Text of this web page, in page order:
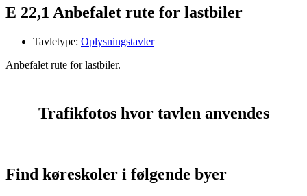
E 22,1 Anbefalet rute for lastbiler
Tavletype: Oplysningstavler
Anbefalet rute for lastbiler.
Trafikfotos hvor tavlen anvendes
Find køreskoler i følgende byer